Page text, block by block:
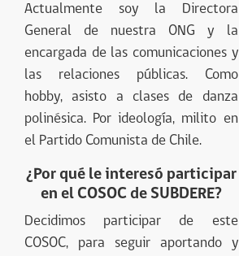
Actualmente soy la Directora
General de nuestra ONG y la
encargada de las comunicaciones y
las relaciones públicas. Como
hobby, asisto a clases de danza
polinésica. Por ideología, milito en
el Partido Comunista de Chile.
¿Por qué le interesó participar
en el COSOC de SUBDERE?
Decidimos participar de este
COSOC, para seguir aportando y